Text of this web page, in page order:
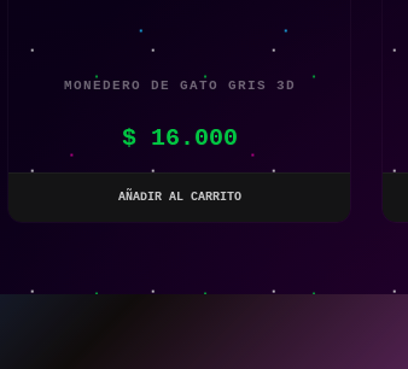
MONEDERO DE GATO GRIS 3D
$16.000
AÑADIR AL CARRITO